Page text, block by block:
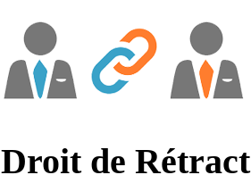
Droit de